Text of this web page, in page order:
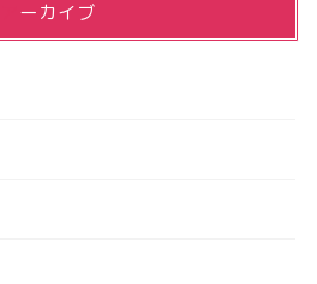
アーカイブ